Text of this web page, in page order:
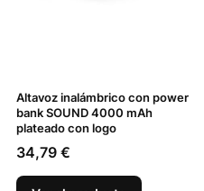
Altavoz inalámbrico con power
bank SOUND 4000 mAh
plateado con logo
Precio
34,79 €